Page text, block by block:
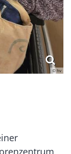
© hv